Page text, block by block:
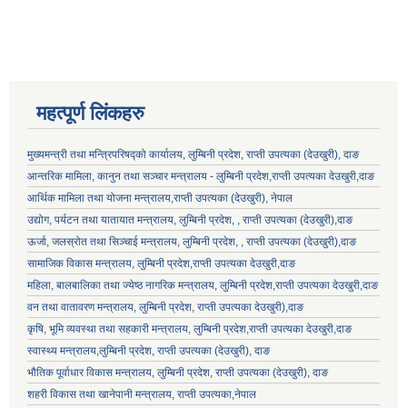
महत्पूर्ण लिंकहरु
मुख्यमन्त्री तथा मन्त्रिपरिषद्को कार्यालय, लुम्बिनी प्रदेश, राप्ती उपत्यका (देउखुरी), दाङ
आन्तरिक मामिला, कानुन तथा सञ्चार मन्त्रालय - लुम्बिनी प्रदेश,राप्ती उपत्यका देउखुरी,दाङ
आर्थिक मामिला तथा योजना मन्त्रालय,राप्ती उपत्यका (देउखुरी), नेपाल
उद्योग, पर्यटन तथा यातायात मन्त्रालय, लुम्बिनी प्रदेश, , राप्ती उपत्यका (देउखुरी),दाङ
ऊर्जा, जलस्रोत तथा सिञ्चाई मन्त्रालय, लुम्बिनी प्रदेश, , राप्ती उपत्यका (देउखुरी),दाङ
सामाजिक विकास मन्‍‍त्रालय, लुम्बिनी प्रदेश,राप्ती उपत्यका देउखुरी,दाङ
महिला, बालबालिका तथा ज्येष्ठ नागरिक मन्त्रालय, लुम्बिनी प्रदेश,राप्ती उपत्यका देउखुरी,दाङ
वन तथा वातावरण मन्त्रालय, लुम्बिनी प्रदेश, राप्ती उपत्यका देउखुरी),दाङ
कृषि, भूमि व्यवस्था तथा सहकारी मन्त्रालय, लुम्बिनी प्रदेश,राप्ती उपत्यका देउखुरी,दाङ
स्वास्थ्य मन्त्रालय,लुम्बिनी प्रदेश, राप्ती उपत्यका (देउखुरी), दाङ
भौतिक पूर्वाधार विकास मन्त्रालय, लुम्बिनी प्रदेश, राप्ती उपत्यका (देउखुरी), दाङ
शहरी विकास तथा खानेपानी मन्त्रालय, राप्ती उपत्यका,नेपाल